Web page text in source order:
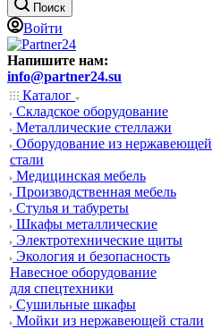
Поиск
Войти
Напишите нам:
info@partner24.su
Каталог
Складское оборудование
Металлические стеллажи
Оборудование из нержавеющей
стали
Медицинская мебель
Производственная мебель
Стулья и табуреты
Шкафы металлические
Электротехнические щиты
Экология и безопасность
Навесное оборудование
для спецтехники
Сушильные шкафы
Мойки из нержавеющей стали